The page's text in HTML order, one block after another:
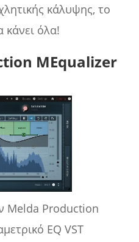
κάλυψης, το
κάνει όλα!
MEqualizer
Melda Production
EQ VST